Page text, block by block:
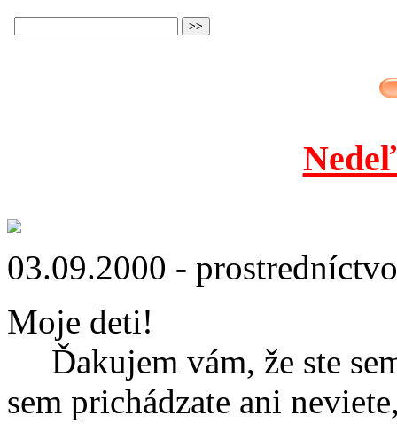
03.09.2000 -
Moje deti!
Ďakujem vám, že ste
sem prichádzate ani